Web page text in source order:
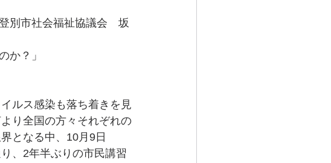
別市社会福祉協議会　坂
か？」
ルス感染も落ち着きを見
り全国の方々それぞれの
となる中、10月9日
り、2年半ぶりの市民講習